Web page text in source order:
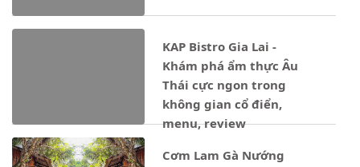
KAP Bistro Gia Lai -
Khám phá ẩm thực Âu
Thái cực ngon trong
không gian cổ điển,
menu, review
Cơm Lam Gà Nướng